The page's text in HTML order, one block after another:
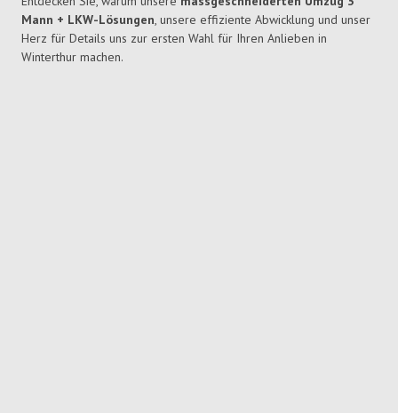
Mann + LKW-Lösungen, unsere effiziente Abwicklung und unser
Herz für Details uns zur ersten Wahl für Ihren Anlieben in
Winterthur machen.